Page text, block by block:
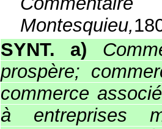
Montesquieu,
SYNT. a)
prospère;
commerce
à entreprises